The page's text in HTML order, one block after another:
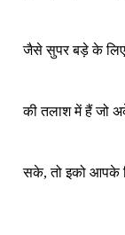
जैसे सुपर बड़े के लिए
की तलाश में हैं जो
सके, तो इको आपके